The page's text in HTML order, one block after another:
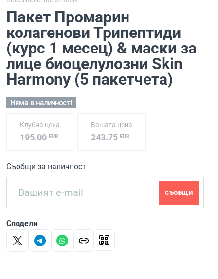
Пакет Промарин
колагенови Трипептиди
(курс 1 месец) & маски за
лице биоцелулозни Skin
Harmony (5 пакетчета)
Няма в наличност!
Клубна цена
195.00 EUR
Вашата цена
243.75EUR
Съобщи за наличност
СЪОБЩИ
Сподели